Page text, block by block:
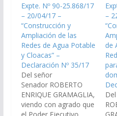
Expte. Nº 90-25.868/17
– 20/04/17 –
“Construcción y
Ampliación de las
Redes de Agua Potable
y Cloacas” –
Declaración Nº 35/17
Del señor
Senador ROBERTO
ENRIQUE GRAMAGLIA,
viendo con agrado que
–
de